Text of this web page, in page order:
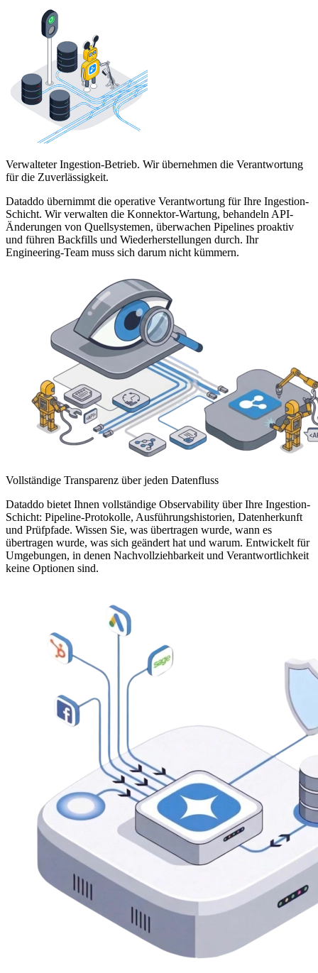
Verwalteter Ingestion-Betrieb. Wir übernehmen die Verantwortung
für die Zuverlässigkeit.
Dataddo übernimmt die operative Verantwortung für Ihre Ingestion-
Schicht. Wir verwalten die Konnektor-Wartung, behandeln API-
Änderungen von Quellsystemen, überwachen Pipelines proaktiv
und führen Backfills und Wiederherstellungen durch. Ihr
Engineering-Team muss sich darum nicht kümmern.
Vollständige Transparenz über jeden Datenfluss
Dataddo bietet Ihnen vollständige Observability über Ihre Ingestion-
Schicht: Pipeline-Protokolle, Ausführungshistorien, Datenherkunft
und Prüfpfade. Wissen Sie, was übertragen wurde, wann es
übertragen wurde, was sich geändert hat und warum. Entwickelt für
Umgebungen, in denen Nachvollziehbarkeit und Verantwortlichkeit
keine Optionen sind.